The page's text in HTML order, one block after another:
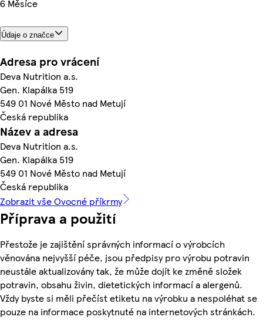
6 Měsíce
Údaje o značce
Adresa pro vrácení
Deva Nutrition a.s.
Gen. Klapálka 519
549 01 Nové Město nad Metují
Česká republika
Název a adresa
Deva Nutrition a.s.
Gen. Klapálka 519
549 01 Nové Město nad Metují
Česká republika
Zobrazit vše Ovocné příkrmy
Příprava a použití
Přestože je zajištění správných informací o výrobcích
věnována nejvyšší péče, jsou předpisy pro výrobu potravin
neustále aktualizovány tak, že může dojít ke změně složek
potravin, obsahu živin, dietetických informací a alergenů.
Vždy byste si měli přečíst etiketu na výrobku a nespoléhat se
pouze na informace poskytnuté na internetových stránkách.